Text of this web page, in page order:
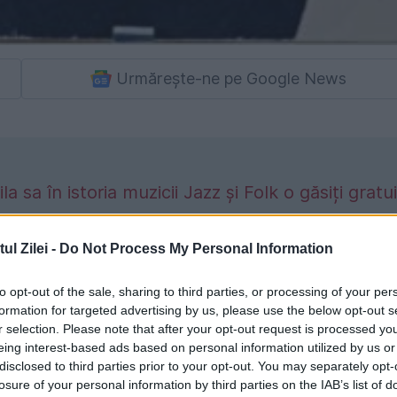
Zilei - Do Not Process My Personal Information
opt-out of the sale, sharing to third parties, or processing of your
for targeted advertising by us, please use the below opt-out
selection. Please note that after your opt-out request is processed
interest-based ads based on personal information utilized by us
to third parties prior to your opt-out. You may separately
of your personal information by third parties on the IAB’s list of
Urmărește-ne pe Google News
sa în istoria muzicii Jazz și Folk o găsiți
și muzica lui Jacques Wolfe am crezut că
mai cunoscute piese ale lumii este